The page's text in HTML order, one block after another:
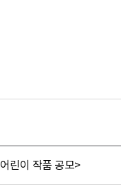
린이 작품 공모>